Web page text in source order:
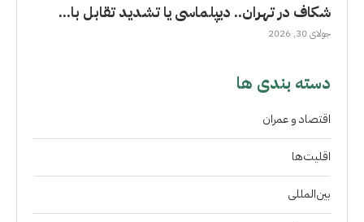
شکاف در تهران.. دیپلماسی یا تشدید تقابل با...
جولای 30, 2026
دسته بندی ها
اقتصاد و عمران
اقلیت‌ها
بین‌المللی